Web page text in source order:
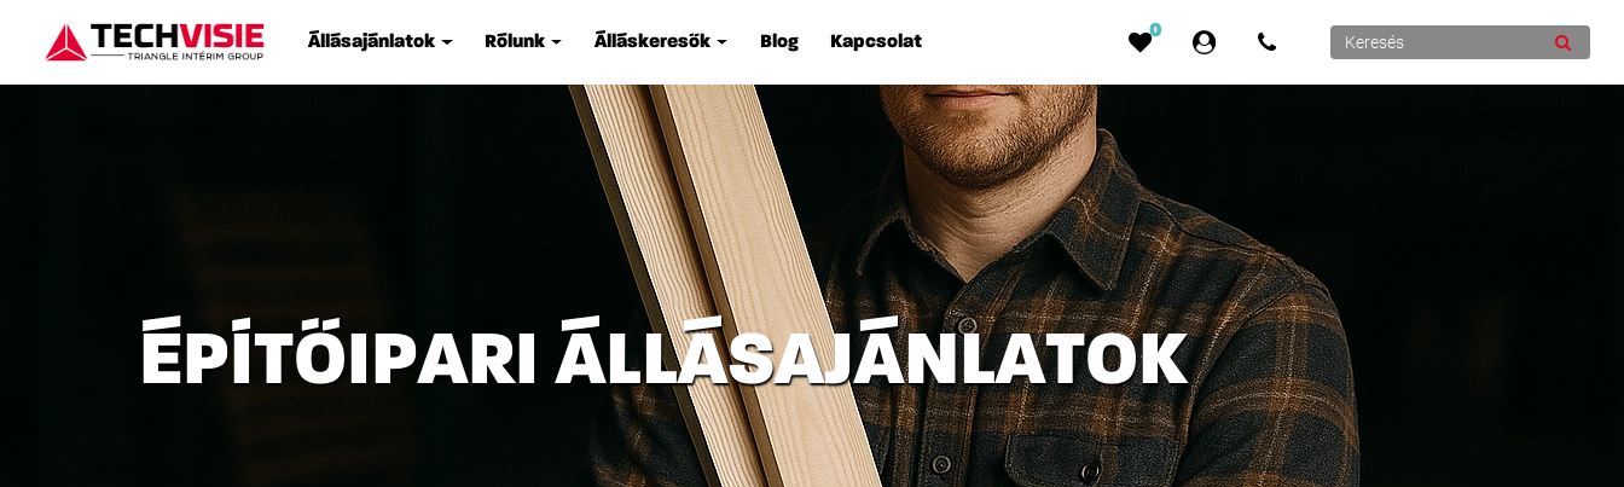
Állásajánlatok Rólunk Álláskeresők Blog Kapcsolat
0
ÉPÍTŐIPARI ÁLLÁSAJÁNLATOK